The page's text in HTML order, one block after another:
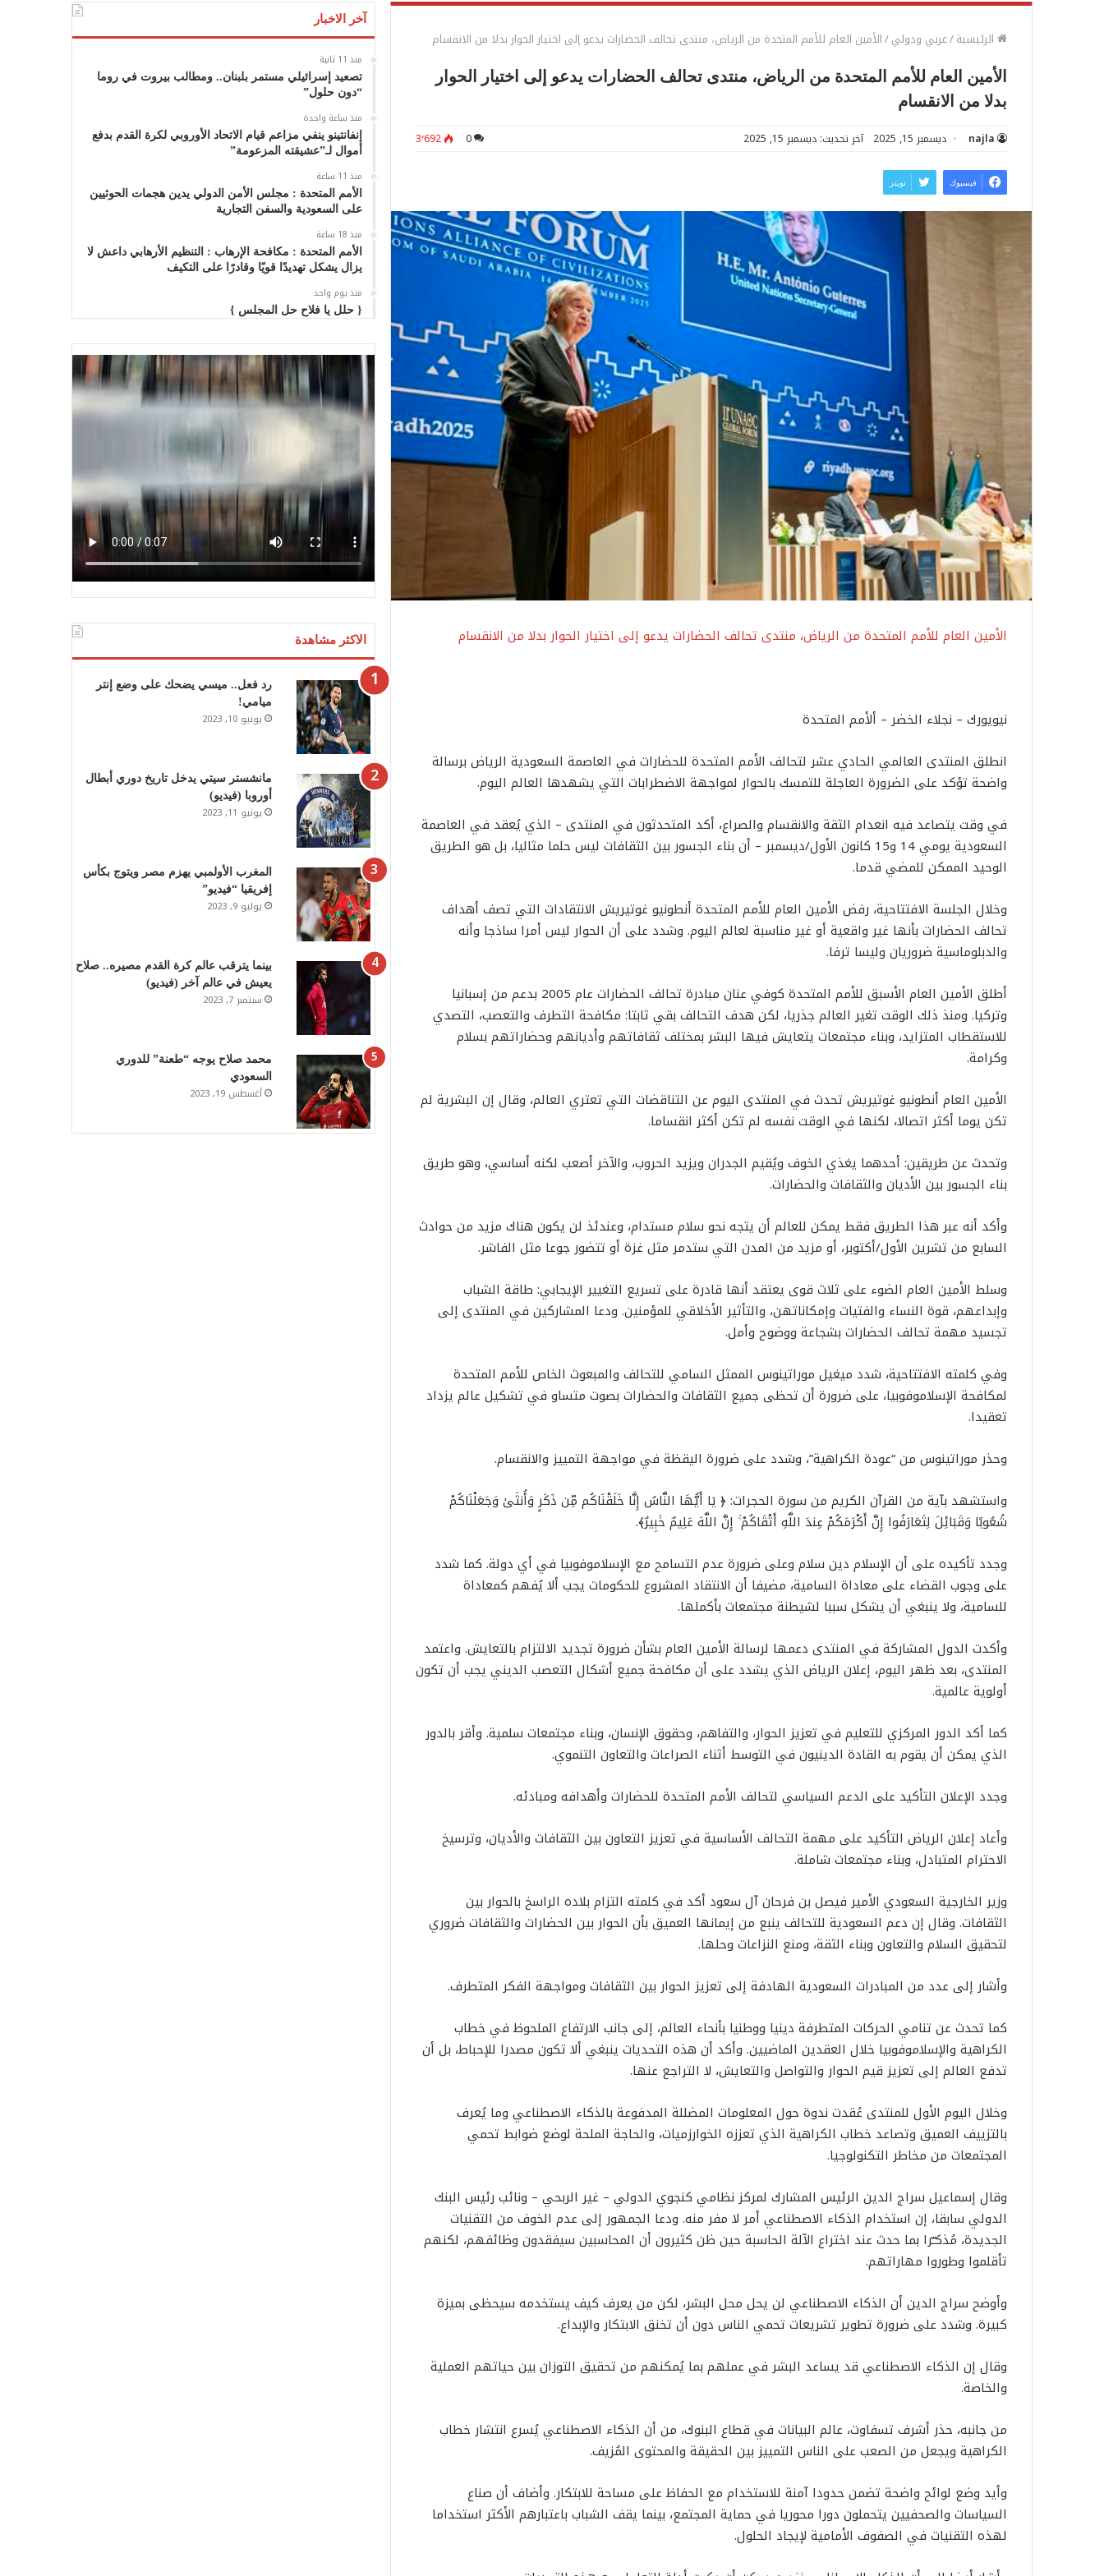
الرئيسية/عربي ودولي/الأمين العام للأمم المتحدة من الرياض، منتدى تحالف الحضارات يدعو إلى اختيار الحوار بدلا من الانقسام
الأمين العام للأمم المتحدة من الرياض، منتدى تحالف الحضارات يدعو إلى اختيار الحوار
بدلا من الانقسام
najla ديسمبر 15, 2025 آخر تحديث: ديسمبر 15, 2025 0 3٬692
فيسبوك تويتر
الأمين العام للأمم المتحدة من الرياض، منتدى تحالف الحضارات يدعو إلى اختيار الحوار بدلا من الانقسام
نيويورك – نجلاء الخضر – ألأمم المتحدة
انطلق المنتدى العالمي الحادي عشر لتحالف الأمم المتحدة للحضارات في العاصمة السعودية الرياض برسالة
واضحة تؤكد على الضرورة العاجلة للتمسك بالحوار لمواجهة الاضطرابات التي يشهدها العالم اليوم.
في وقت يتصاعد فيه انعدام الثقة والانقسام والصراع، أكد المتحدثون في المنتدى – الذي يُعقد في العاصمة
السعودية يومي 14 و15 كانون الأول/ديسمبر – أن بناء الجسور بين الثقافات ليس حلما مثاليا، بل هو الطريق
الوحيد الممكن للمضي قدما.
وخلال الجلسة الافتتاحية، رفض الأمين العام للأمم المتحدة أنطونيو غوتيريش الانتقادات التي تصف أهداف
تحالف الحضارات بأنها غير واقعية أو غير مناسبة لعالم اليوم. وشدد على أن الحوار ليس أمرا ساذجا وأنه
والدبلوماسية ضروريان وليسا ترفا.
أطلق الأمين العام الأسبق للأمم المتحدة كوفي عنان مبادرة تحالف الحضارات عام 2005 بدعم من إسبانيا
وتركيا. ومنذ ذلك الوقت تغير العالم جذريا، لكن هدف التحالف بقي ثابتا: مكافحة التطرف والتعصب، التصدي
للاستقطاب المتزايد، وبناء مجتمعات يتعايش فيها البشر بمختلف ثقافاتهم وأديانهم وحضاراتهم بسلام
وكرامة.
الأمين العام أنطونيو غوتيريش تحدث في المنتدى اليوم عن التناقضات التي تعتري العالم، وقال إن البشرية لم
تكن يوما أكثر اتصالا، لكنها في الوقت نفسه لم تكن أكثر انقساما.
وتحدث عن طريقين: أحدهما يغذي الخوف ويُقيم الجدران ويزيد الحروب، والآخر أصعب لكنه أساسي، وهو طريق
بناء الجسور بين الأديان والثقافات والحضارات.
وأكد أنه عبر هذا الطريق فقط يمكن للعالم أن يتجه نحو سلام مستدام، وعندئذ لن يكون هناك مزيد من حوادث
السابع من تشرين الأول/أكتوبر، أو مزيد من المدن التي ستدمر مثل غزة أو تتضور جوعا مثل الفاشر.
وسلط الأمين العام الضوء على ثلاث قوى يعتقد أنها قادرة على تسريع التغيير الإيجابي: طاقة الشباب
وإبداعهم، قوة النساء والفتيات وإمكاناتهن، والتأثير الأخلاقي للمؤمنين. ودعا المشاركين في المنتدى إلى
تجسيد مهمة تحالف الحضارات بشجاعة ووضوح وأمل.
وفي كلمته الافتتاحية، شدد ميغيل موراتينوس الممثل السامي للتحالف والمبعوث الخاص للأمم المتحدة
لمكافحة الإسلاموفوبيا، على ضرورة أن تحظى جميع الثقافات والحضارات بصوت متساو في تشكيل عالم يزداد
تعقيدا.
وحذر موراتينوس من “عودة الكراهية”، وشدد على ضرورة اليقظة في مواجهة التمييز والانقسام.
واستشهد بآية من القرآن الكريم من سورة الحجرات: ﴿ يَا أَيُّهَا النَّاسُ إِنَّا خَلَقْنَاكُم مِّن ذَكَرٍ وَأُنثَىٰ وَجَعَلْنَاكُمْ
شُعُوبًا وَقَبَائِلَ لِتَعَارَفُوا إِنَّ أَكْرَمَكُمْ عِندَ اللَّهِ أَتْقَاكُمْ ۚ إِنَّ اللَّهَ عَلِيمٌ خَبِيرٌ﴾.
وجدد تأكيده على أن الإسلام دين سلام وعلى ضرورة عدم التسامح مع الإسلاموفوبيا في أي دولة. كما شدد
على وجوب القضاء على معاداة السامية، مضيفا أن الانتقاد المشروع للحكومات يجب ألا يُفهم كمعاداة
للسامية، ولا ينبغي أن يشكل سببا لشيطنة مجتمعات بأكملها.
وأكدت الدول المشاركة في المنتدى دعمها لرسالة الأمين العام بشأن ضرورة تجديد الالتزام بالتعايش. واعتمد
المنتدى، بعد ظهر اليوم، إعلان الرياض الذي يشدد على أن مكافحة جميع أشكال التعصب الديني يجب أن تكون
أولوية عالمية.
كما أكد الدور المركزي للتعليم في تعزيز الحوار، والتفاهم، وحقوق الإنسان، وبناء مجتمعات سلمية. وأقر بالدور
الذي يمكن أن يقوم به القادة الدينيون في التوسط أثناء الصراعات والتعاون التنموي.
وجدد الإعلان التأكيد على الدعم السياسي لتحالف الأمم المتحدة للحضارات وأهدافه ومبادئه.
وأعاد إعلان الرياض التأكيد على مهمة التحالف الأساسية في تعزيز التعاون بين الثقافات والأديان، وترسيخ
الاحترام المتبادل، وبناء مجتمعات شاملة.
وزير الخارجية السعودي الأمير فيصل بن فرحان آل سعود أكد في كلمته التزام بلاده الراسخ بالحوار بين
الثقافات. وقال إن دعم السعودية للتحالف ينبع من إيمانها العميق بأن الحوار بين الحضارات والثقافات ضروري
لتحقيق السلام والتعاون وبناء الثقة، ومنع النزاعات وحلها.
وأشار إلى عدد من المبادرات السعودية الهادفة إلى تعزيز الحوار بين الثقافات ومواجهة الفكر المتطرف.
كما تحدث عن تنامي الحركات المتطرفة دينيا ووطنيا بأنحاء العالم، إلى جانب الارتفاع الملحوظ في خطاب
الكراهية والإسلاموفوبيا خلال العقدين الماضيين. وأكد أن هذه التحديات ينبغي ألا تكون مصدرا للإحباط، بل أن
تدفع العالم إلى تعزيز قيم الحوار والتواصل والتعايش، لا التراجع عنها.
وخلال اليوم الأول للمنتدى عُقدت ندوة حول المعلومات المضللة المدفوعة بالذكاء الاصطناعي وما يُعرف
بالتزييف العميق وتصاعد خطاب الكراهية الذي تعززه الخوارزميات، والحاجة الملحة لوضع ضوابط تحمي
المجتمعات من مخاطر التكنولوجيا.
وقال إسماعيل سراج الدين الرئيس المشارك لمركز نظامي كنجوي الدولي – غير الربحي – ونائب رئيس البنك
الدولي سابقا، إن استخدام الذكاء الاصطناعي أمر لا مفر منه. ودعا الجمهور إلى عدم الخوف من التقنيات
الجديدة، مُذكـّرا بما حدث عند اختراع الآلة الحاسبة حين ظن كثيرون أن المحاسبين سيفقدون وظائفهم، لكنهم
تأقلموا وطوروا مهاراتهم.
وأوضح سراج الدين أن الذكاء الاصطناعي لن يحل محل البشر، لكن من يعرف كيف يستخدمه سيحظى بميزة
كبيرة. وشدد على ضرورة تطوير تشريعات تحمي الناس دون أن تخنق الابتكار والإبداع.
وقال إن الذكاء الاصطناعي قد يساعد البشر في عملهم بما يُمكنهم من تحقيق التوزان بين حياتهم العملية
والخاصة.
من جانبه، حذر أشرف تسفاوت، عالم البيانات في قطاع البنوك، من أن الذكاء الاصطناعي يُسرع انتشار خطاب
الكراهية ويجعل من الصعب على الناس التمييز بين الحقيقة والمحتوى المُزيف.
وأيد وضع لوائح واضحة تضمن حدودا آمنة للاستخدام مع الحفاظ على مساحة للابتكار. وأضاف أن صناع
السياسات والصحفيين يتحملون دورا محوريا في حماية المجتمع، بينما يقف الشباب باعتبارهم الأكثر استخداما
لهذه التقنيات في الصفوف الأمامية لإيجاد الحلول.
آخر الاخبار
منذ 11 ثانية
تصعيد إسرائيلي مستمر بلبنان.. ومطالب بيروت في روما
“دون حلول”
منذ ساعة واحدة
إنفانتينو ينفي مزاعم قيام الاتحاد الأوروبي لكرة القدم بدفع
أموال لـ”عشيقته المزعومة”
منذ 11 ساعة
الأمم المتحدة : مجلس الأمن الدولي يدين هجمات الحوثيين
على السعودية والسفن التجارية
منذ 18 ساعة
الأمم المتحدة : مكافحة الإرهاب : التنظيم الأرهابي داعش لا
يزال يشكل تهديدًا قويًا وقادرًا على التكيف
منذ يوم واحد
{ حلل يا فلاح حل المجلس }
الاكثر مشاهدة
رد فعل.. ميسي يضحك على وضع إنتر
ميامي!
يونيو 10, 2023
مانشستر سيتي يدخل تاريخ دوري أبطال
أوروبا (فيديو)
يونيو 11, 2023
المغرب الأولمبي يهزم مصر ويتوج بكأس
إفريقيا “فيديو”
يوليو 9, 2023
بينما يترقب عالم كرة القدم مصيره.. صلاح
يعيش في عالم آخر (فيديو)
سبتمبر 7, 2023
محمد صلاح يوجه “طعنة” للدوري
السعودي
أغسطس 19, 2023